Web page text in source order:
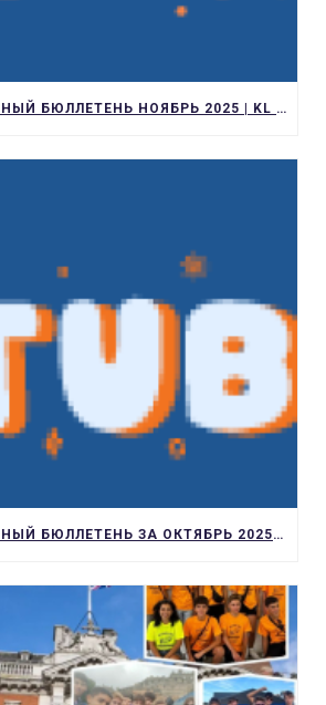
ИНФОРМАЦИОННЫЙ БЮЛЛЕТЕНЬ НОЯБРЬ 2025 | KL KEEP LEARNING
ИНФОРМАЦИОННЫЙ БЮЛЛЕТЕНЬ ЗА ОКТЯБРЬ 2025 Г. | KL KEEP LEARNING